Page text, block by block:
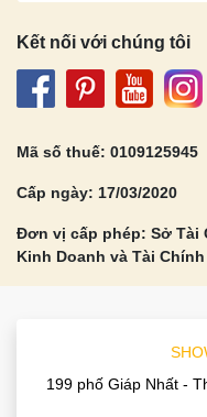
Kết nối với chúng tôi
Mã số thuế: 0109125945
Cấp ngày: 17/03/2020
Đơn vị cấp phép: Sở Tài
Kinh Doanh và Tài
199 phố Giáp Nhất -